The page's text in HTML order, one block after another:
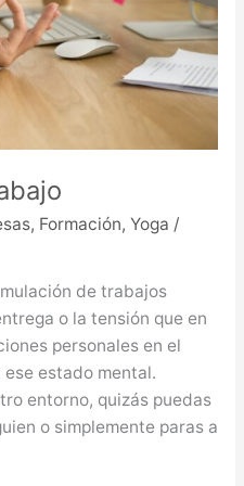
, Formación, Yoga /
de trabajos
o la tensión que en
personales en el
estado mental.
entorno, quizás puedas
o simplemente paras a